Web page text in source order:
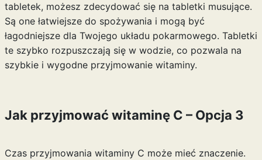
tabletek, możesz zdecydować się na tabletki musujące.
Są one łatwiejsze do spożywania i mogą być
łagodniejsze dla Twojego układu pokarmowego. Tabletki
te szybko rozpuszczają się w wodzie, co pozwala na
szybkie i wygodne przyjmowanie witaminy.
Jak przyjmować witaminę C – Opcja 3
Czas przyjmowania witaminy C może mieć znaczenie.